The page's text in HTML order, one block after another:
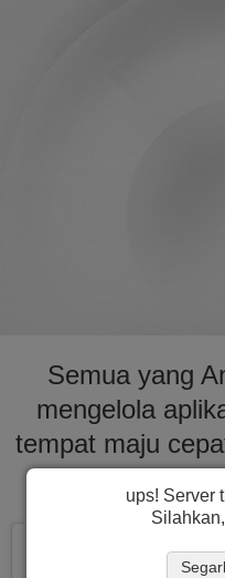
Semua yang
mengelola
tempat maju
untuk
ups! Server